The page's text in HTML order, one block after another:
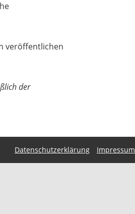
veröffentlichen
der
Datenschutzerklärung Impressum